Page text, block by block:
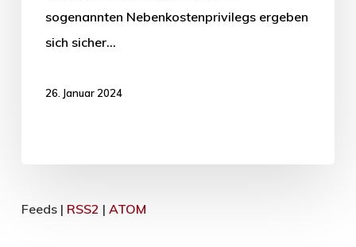
sogenannten Nebenkostenprivilegs ergeben
sich sicher…
26. Januar 2024
Feeds | RSS2 | ATOM